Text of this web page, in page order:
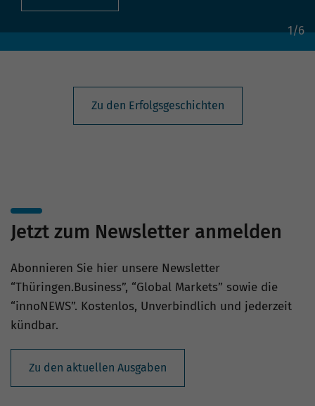
1/6
Zu den Erfolgsgeschichten
Jetzt zum Newsletter anmelden
Abonnieren Sie hier unsere Newsletter
“Thüringen.Business”, “Global Markets” sowie die
“innoNEWS”. Kostenlos, Unverbindlich und jederzeit
kündbar.
Zu den aktuellen Ausgaben